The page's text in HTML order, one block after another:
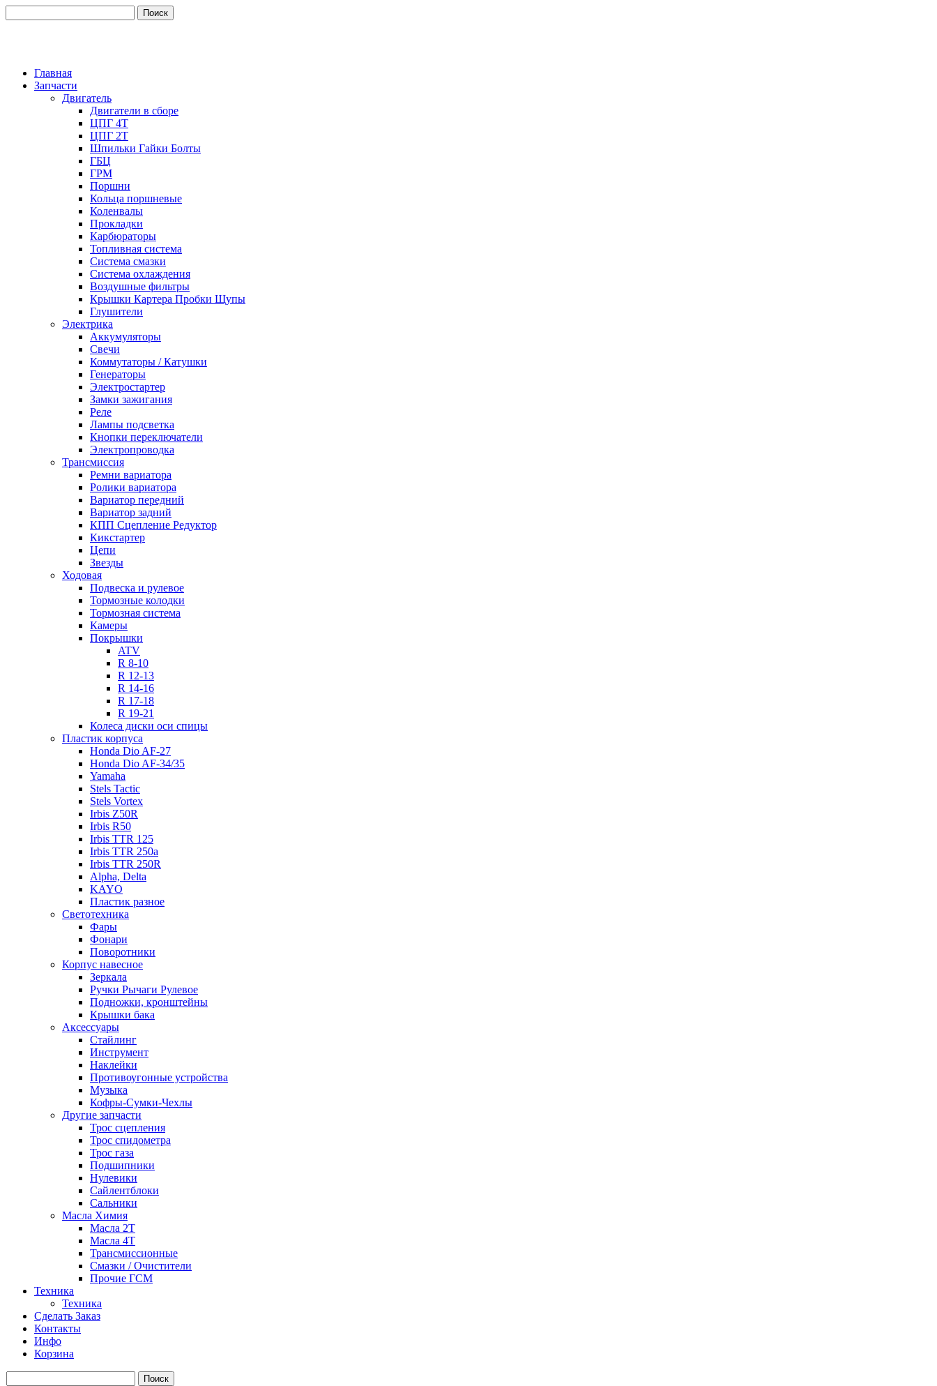
Главная
Запчасти
Двигатель
Двигатели в сборе
ЦПГ 4Т
ЦПГ 2Т
Шпильки Гайки Болты
ГБЦ
ГРМ
Поршни
Кольца поршневые
Коленвалы
Прокладки
Карбюраторы
Топливная система
Система смазки
Система охлаждения
Воздушные фильтры
Крышки Картера Пробки Щупы
Глушители
Электрика
Аккумуляторы
Свечи
Коммутаторы / Катушки
Генераторы
Электростартер
Замки зажигания
Реле
Лампы подсветка
Кнопки переключатели
Электропроводка
Трансмиссия
Ремни вариатора
Ролики вариатора
Вариатор передний
Вариатор задний
КПП Сцепление Редуктор
Кикстартер
Цепи
Звезды
Ходовая
Подвеска и рулевое
Тормозные колодки
Тормозная система
Камеры
Покрышки
ATV
R 8-10
R 12-13
R 14-16
R 17-18
R 19-21
Колеса диски оси спицы
Пластик корпуса
Honda Dio AF-27
Honda Dio AF-34/35
Yamaha
Stels Tactic
Stels Vortex
Irbis Z50R
Irbis R50
Irbis TTR 125
Irbis TTR 250a
Irbis TTR 250R
Alpha, Delta
KAYO
Пластик разное
Светотехника
Фары
Фонари
Поворотники
Корпус навесное
Зеркала
Ручки Рычаги Рулевое
Подножки, кронштейны
Крышки бака
Аксессуары
Стайлинг
Инструмент
Наклейки
Противоугонные устройства
Музыка
Кофры-Сумки-Чехлы
Другие запчасти
Трос сцепления
Трос спидометра
Трос газа
Подшипники
Нулевики
Сайлентблоки
Сальники
Масла Химия
Масла 2Т
Масла 4Т
Трансмиссионные
Смазки / Очистители
Прочие ГСМ
Техника
Техника
Сделать Заказ
Контакты
Инфо
Корзина